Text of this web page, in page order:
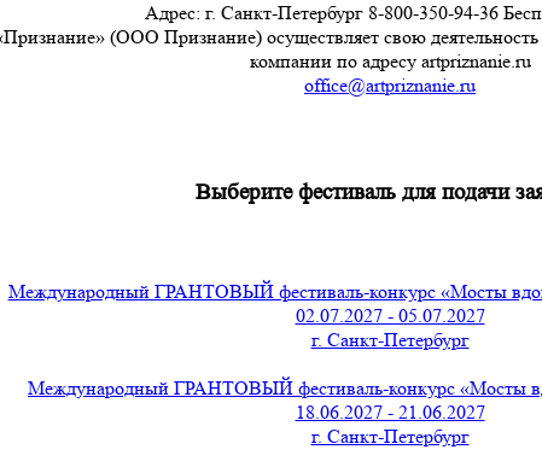
Адрес: г. Санкт-Петербург 8-800-350-94-36
(ООО Признание) осуществляет свою
компании по адресу artpriznanie.ru
office@artpriznanie.ru
Выберите фестиваль для подачи
Международный ГРАНТОВЫЙ фестиваль-конкурс «Мосты
02.07.2027 - 05.07.2027
г. Санкт-Петербург
Международный ГРАНТОВЫЙ фестиваль-конкурс «Мосты
18.06.2027 - 21.06.2027
г. Санкт-Петербург